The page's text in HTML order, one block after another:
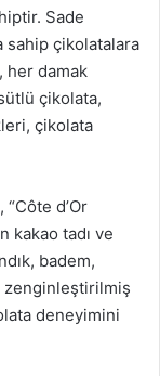
Sade
sahip çikolatalara
her damak
çikolata,
çikolata
d’Or
kakao tadı ve
badem,
deneyimini